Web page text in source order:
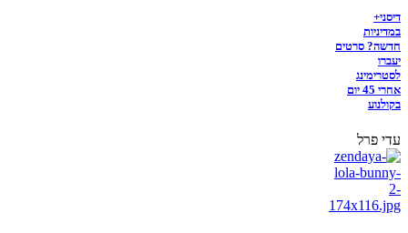
דיסני+
במדיניות
חדשה? סרטים
יעברו
לסטרימינג
אחרי 45 יום
בקולנוע
עדי פרל